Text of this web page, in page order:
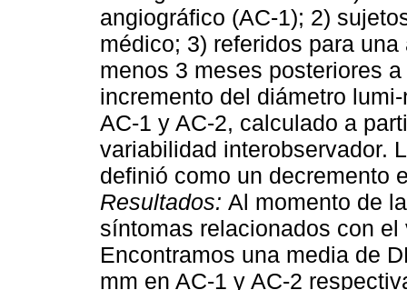
angiográfico (AC-1); 2)
médico; 3) referidos para
menos 3 meses posteriores
incremento del diámetro
AC-1 y AC-2, calculado a
variabilidad interobservador.
definió como un decremento
Resultados: Al momento de
síntomas relacionados con
Encontramos una media de
mm en AC-1 y AC-2